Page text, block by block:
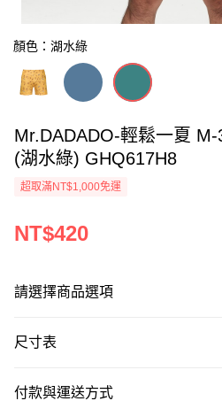
顏色：湖水綠
Mr.DADADO-輕鬆一夏
(湖水綠) GHQ617H8
超取滿NT$1,000免運
NT$420
請選擇商品選項
尺寸表
付款與運送方式